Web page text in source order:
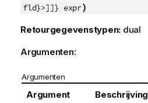
fld}>]]} expr)
Retourgegevenstypen: dual
Argumenten:
Argumenten
Argument Beschrijving